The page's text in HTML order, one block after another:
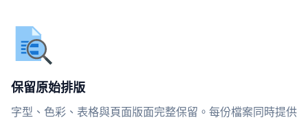
保留原始排版
字型、色彩、表格與頁面版面完整保留。每份檔案同時提供